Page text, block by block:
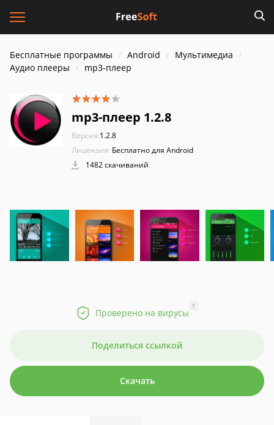
Бесплатные программы Android
Мультимедиа
Аудио плееры
mp3-плеер
mp3-плеер 1.2.8
Версия:1.2.8
Лицензия: Бесплатно для Android
1482 скачиваний
Проверено на вирусы
?
Поделиться ссылкой
Скачать